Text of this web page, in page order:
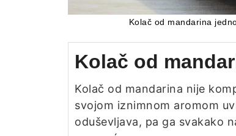
Kolač od mandarina
Kolač od
Kolač od mandarina nije
svojom iznimnom aromom
oduševljava, pa ga svakako